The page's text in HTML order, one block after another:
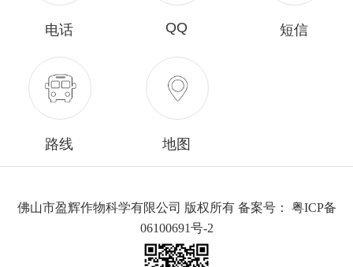
电话 QQ 短信
路线 地图
佛山市盈辉作物科学有限公司 版权所有 备案号： 粤ICP备
06100691号-2